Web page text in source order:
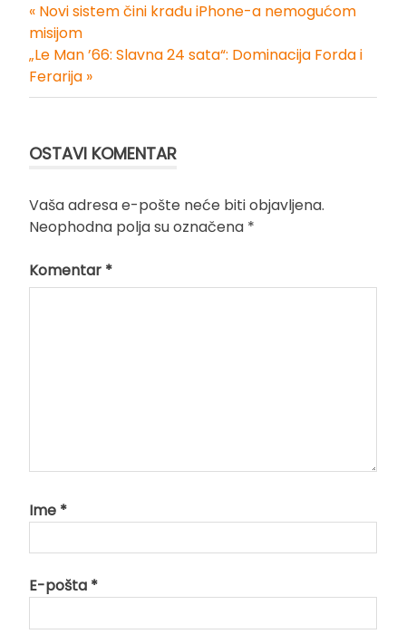
Kretanje
članka
« Novi sistem čini krađu iPhone-a nemogućom
misijom
„Le Man ’66: Slavna 24 sata“: Dominacija Forda i
Ferarija »
OSTAVI KOMENTAR
Vaša adresa e-pošte neće biti objavljena.
Neophodna polja su označena *
Komentar *
Ime *
E-pošta *